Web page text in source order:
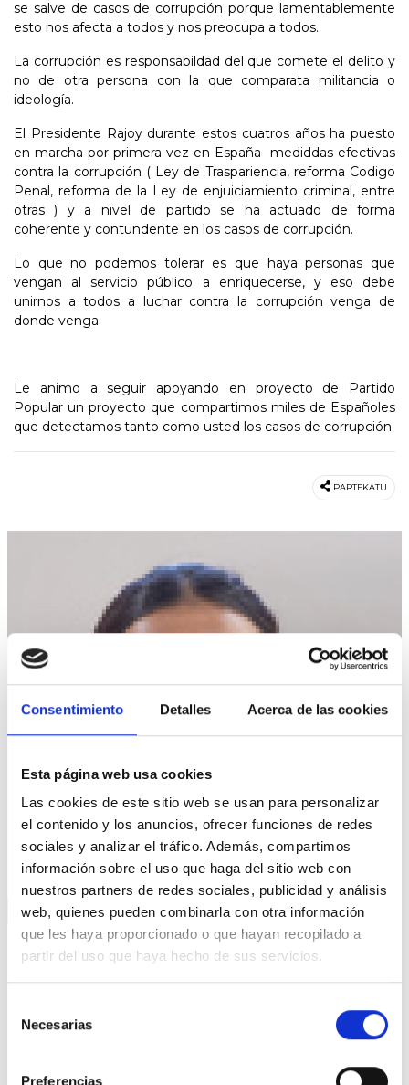
Consentimiento Detalles Acerca de las cookies
Esta página web usa cookies
Las cookies de este sitio web se usan para personalizar
el contenido y los anuncios, ofrecer funciones de redes
sociales y analizar el tráfico. Además, compartimos
información sobre el uso que haga del sitio web con
nuestros partners de redes sociales, publicidad y análisis
web, quienes pueden combinarla con otra información
que les haya proporcionado o que hayan recopilado a
partir del uso que haya hecho de sus servicios.
Necesarias
Preferencias
se salve de casos de corrupción porque lamentablemente
esto nos afecta a todos y nos preocupa a todos.
La corrupción es responsabildad del que comete el delito y
no de otra persona con la que comparata militancia o
ideología.
El Presidente Rajoy durante estos cuatros años ha puesto
en marcha por primera vez en España mediddas efectivas
contra la corrupción ( Ley de Traspariencia, reforma Codigo
Penal, reforma de la Ley de enjuiciamiento criminal, entre
otras ) y a nivel de partido se ha actuado de forma
coherente y contundente en los casos de corrupción.
Lo que no podemos tolerar es que haya personas que
vengan al servicio público a enriquecerse, y eso debe
unirnos a todos a luchar contra la corrupción venga de
donde venga.
Le animo a seguir apoyando en proyecto de Partido
Popular un proyecto que compartimos miles de Españoles
que detectamos tanto como usted los casos de corrupción.
PARTEKATU
¿Como es posible que nadie le
máximo responsable de la